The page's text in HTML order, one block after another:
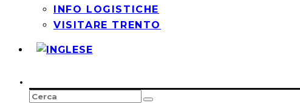
INFO LOGISTICHE
VISITARE TRENTO